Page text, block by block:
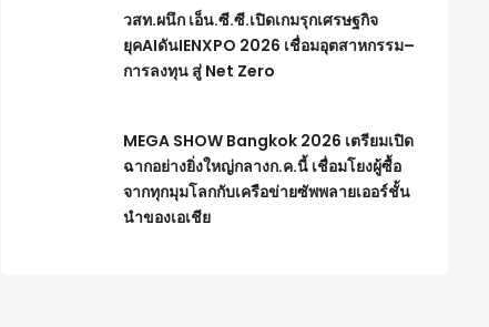
วสท.ผนึก เอ็น.ซี.ซี.เปิดเกมรุกเศรษฐกิจ
ยุคAIดันIENXPO 2026 เชื่อมอุตสาหกรรม–
การลงทุน สู่ Net Zero
MEGA SHOW Bangkok 2026 เตรียมเปิด
ฉากอย่างยิ่งใหญ่กลางก.ค.นี้ เชื่อมโยงผู้ซื้อ
จากทุกมุมโลกกับเครือข่ายซัพพลายเออร์ชั้น
นำของเอเชีย